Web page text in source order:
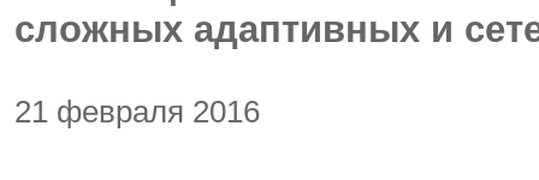
сложных адаптивных и
21 февраля 2016